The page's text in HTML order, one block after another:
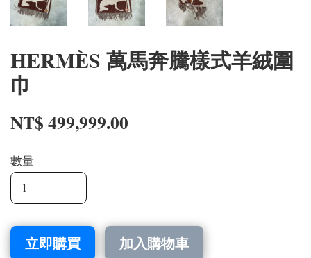
HERMÈS 萬馬奔騰樣式羊絨圍
巾
NT$ 499,999.00
數量
立即購買 加入購物車